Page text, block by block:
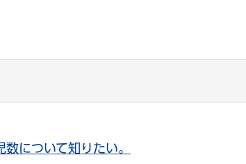
について知りたい。